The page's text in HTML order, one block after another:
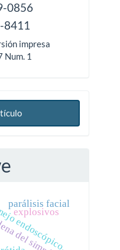
0856
8411
impresa
Num. 1
endoscópico.
explosivos
parálisis facial